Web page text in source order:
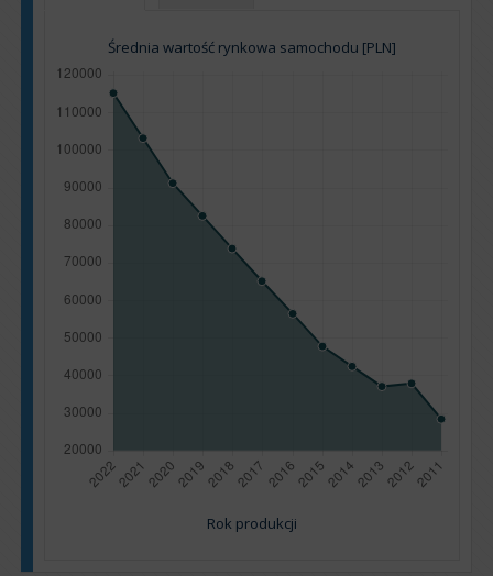
Średnia wartość rynkowa samochodu [PLN]
Rok produkcji